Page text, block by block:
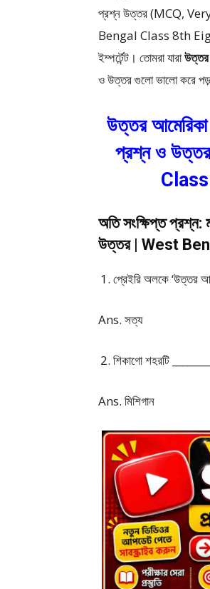
প্রশ্ন উত্তর (MCQ,
Bengal Class 8th
ইম্পর্টেন্ট। তোমরা যারাউত্তর
ও উত্তর গুলো ভালো করে
উত্তর আমেরিকা
প্রশ্ন ও
অতি সংক্ষিপ্ত
উত্তর | West
প্রেইরি অলকে ‘উত্তর
Ans. সত্য
শিকাগো শহরটি
Ans. মিশিগান